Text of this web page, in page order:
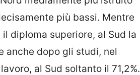
più bassi. Mentre
diploma superiore, al Sud la
anche dopo gli studi, nel
al Sud soltanto il 71,2%.